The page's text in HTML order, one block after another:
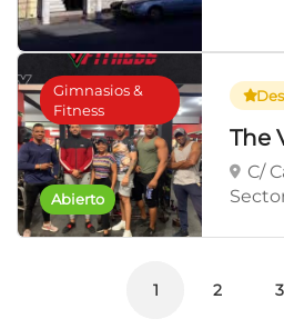
Abierto
Gimnasios &
Fitness
The
C/
1 2 3